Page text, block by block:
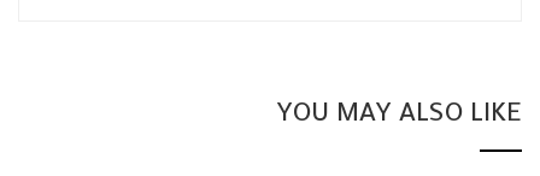
YOU MAY ALSO LIKE